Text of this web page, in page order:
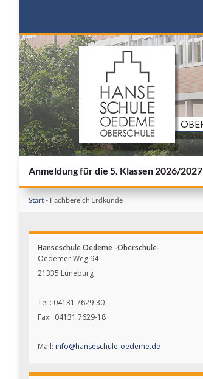
Anmeldung für die 5. Klassen 2026/2027
Start » Fachbereich Erdkunde
Hanseschule Oedeme -Oberschule-
Oedemer Weg 94
21335 Lüneburg
Tel.: 04131 7629-30
Fax.: 04131 7629-18
Mail: info@hanseschule-oedeme.de